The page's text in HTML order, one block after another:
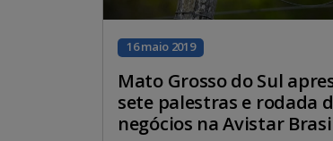
16 maio 2019
Mato Grosso do Sul
sete palestras e rodada
negócios na Avistar